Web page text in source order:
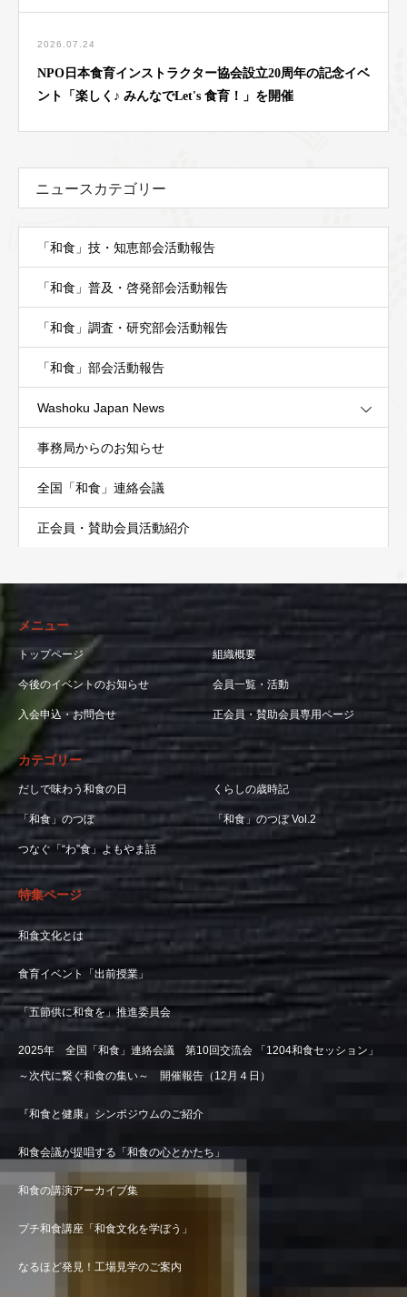
2026.07.24
NPO日本食育インストラクター協会設立20周年の記念イベ
ント「楽しく♪ みんなでLet's 食育！」を開催
ニュースカテゴリー
「和食」技・知恵部会活動報告
「和食」普及・啓発部会活動報告
「和食」調査・研究部会活動報告
「和食」部会活動報告
Washoku Japan News
事務局からのお知らせ
全国「和食」連絡会議
正会員・賛助会員活動紹介
メニュー
トップページ 組織概要
今後のイベントのお知らせ 会員一覧・活動
入会申込・お問合せ 正会員・賛助会員専用ページ
カテゴリー
だしで味わう和食の日 くらしの歳時記
「和食」のつぼ 「和食」のつぼ Vol.2
つなぐ「“わ”食」よもやま話
特集ページ
和食文化とは
食育イベント「出前授業」
「五節供に和食を」推進委員会
2025年 全国「和食」連絡会議 第10回交流会 「1204和食セッション」
～次代に繋ぐ和食の集い～ 開催報告（12月４日）
『和食と健康』シンポジウムのご紹介
和食会議が提唱する「和食の心とかたち」
和食の講演アーカイブ集
プチ和食講座「和食文化を学ぼう」
なるほど発見！工場見学のご案内